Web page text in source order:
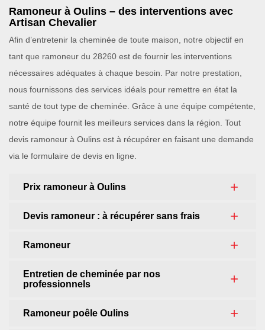
Ramoneur à Oulins – des interventions avec
Artisan Chevalier
Afin d’entretenir la cheminée de toute maison, notre objectif en
tant que ramoneur du 28260 est de fournir les interventions
nécessaires adéquates à chaque besoin. Par notre prestation,
nous fournissons des services idéals pour remettre en état la
santé de tout type de cheminée. Grâce à une équipe compétente,
notre équipe fournit les meilleurs services dans la région. Tout
devis ramoneur à Oulins est à récupérer en faisant une demande
via le formulaire de devis en ligne.
Prix ramoneur à Oulins
Devis ramoneur : à récupérer sans frais
Ramoneur
Entretien de cheminée par nos
professionnels
Ramoneur poêle Oulins